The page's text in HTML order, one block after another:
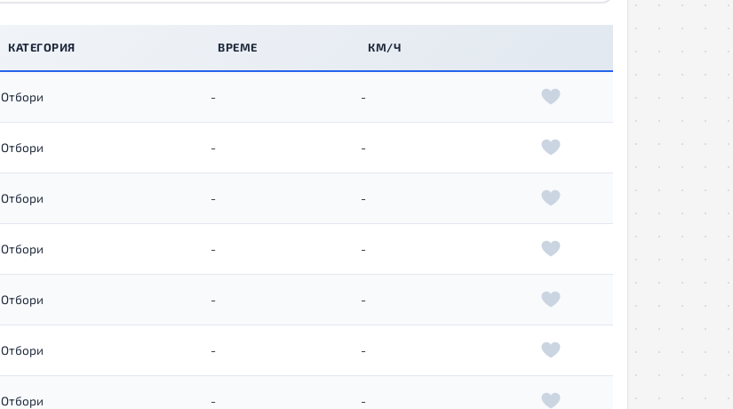
КАТЕГОРИЯ ВРЕМЕ КМ/Ч
Отбори - -
Отбори - -
Отбори - -
Отбори - -
Отбори - -
Отбори - -
Отбори - -